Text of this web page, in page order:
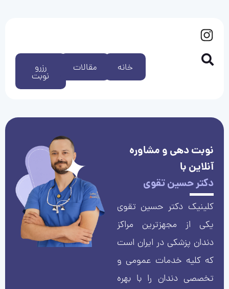
رزرو
نوبت
مقالات خانه
نوبت دهی و مشاوره
آنلاین با
دکتر حسین تقوی
کلینیک دکتر حسین تقوی
یکی از مجهزترین مراکز
دندان پزشکی در ایران است
که کلیه خدمات عمومی و
تخصصی دندان را با بهره